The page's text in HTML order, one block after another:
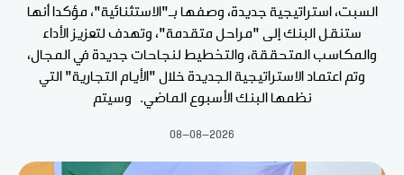
السبت، استراتيجية جديدة، وصفها بـ"الاستثنائية"، مؤكدا أنها
ستنقل البنك إلى "مراحل متقدمة"، وتهدف لتعزيز الأداء
والمكاسب المتحققة، والتخطيط لنجاحات جديدة في المجال،
وتم اعتماد الاستراتيجية الجديدة خلال "الأيام التجارية" التي
نظمها البنك الأسبوع الماضي. وسيتم
08-08-2026